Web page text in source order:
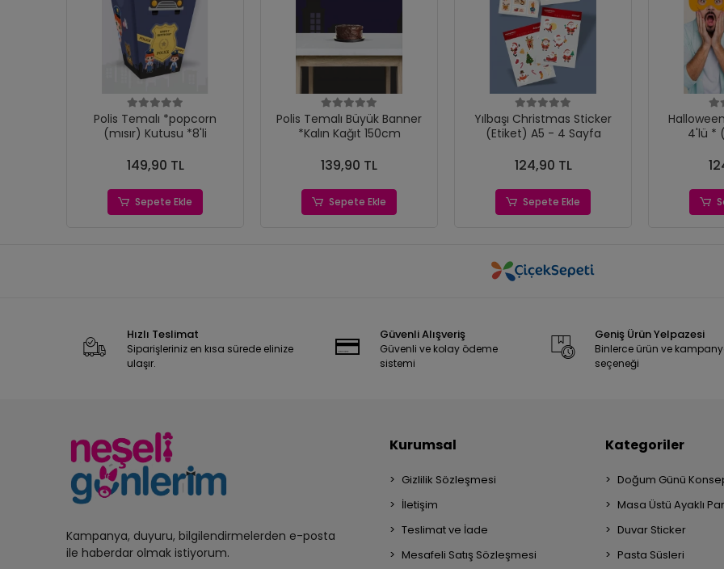
Polis Temalı *popcorn
(mısır) Kutusu *8'li
149,90 TL
Sepete Ekle
Polis Temalı Büyük Banner
*Kalın Kağıt 150cm
139,90 TL
Sepete Ekle
Yılbaşı Christmas Sticker
(Etiket) A5 - 4 Sayfa
124,90 TL
Sepete Ekle
Halloween
4'lü *
Hızlı Teslimat
Siparişleriniz en kısa sürede elinize
ulaşır.
Güvenli Alışveriş
Güvenli ve kolay ödeme
sistemi
Geniş Ürün Yelpazesi
Binlerce ürün ve
seçeneği
Kampanya, duyuru, bilgilendirmelerden e-posta
ile haberdar olmak istiyorum.
Kurumsal
Gizlilik Sözleşmesi
İletişim
Teslimat ve İade
Mesafeli Satış Sözleşmesi
Kategoriler
Doğum Günü
Masa Üstü Ayaklı
Duvar Sticker
Pasta Süsleri